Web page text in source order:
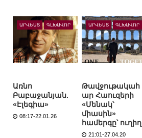
ԱՐՎԵՍՏ ԳԼԽԱՎՈՐ
Առնո
Բաբաջանյան.
«Էլեգիա»
08:17-22.01.26
ԱՐՎԵՍՏ ԳԼԽԱՎՈՐ
Թավջութակահ
ար Հաուզերի
«Մենակ՝
միասին»
համերգը՝ ուղիղ
21:01-27.04.20